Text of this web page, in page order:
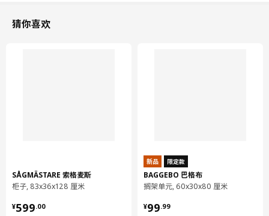
猜你喜欢
SÅGMÄSTARE 索格麦斯
柜子, 83x36x128 厘米
¥599.00
¥ 599.00
新品 限定款
BAGGEBO 巴格布
搁架单元, 60x30x80 厘米
¥99.99
¥ 99.99